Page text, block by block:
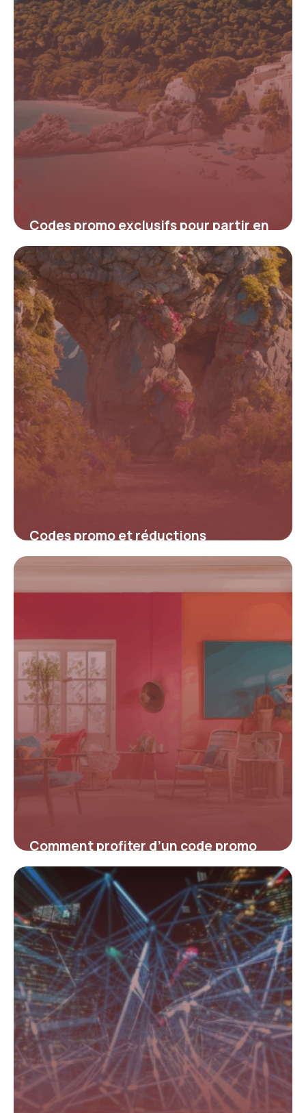
Codes promo exclusifs pour partir en
vacances sans se ruiner
16 juin 2026
Codes promo et réductions
incontournables pour les forfaits
Orcières Merlette
Comment profiter d’un code promo
Airbnb pour sa première réservation ?
16 juin 2026